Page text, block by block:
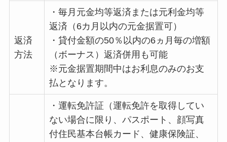
返済
方法
・毎月元金均等返済または元利金均等
返済（6カ月以内の元金据置可）
・貸付金額の50％以内の6ヵ月毎の増額
（ボーナス）返済併用も可能
※元金据置期間中はお利息のみのお支
払となります。
・運転免許証（運転免許を取得してい
ない場合に限り、パスポート、顔写真
付住民基本台帳カード、健康保険証、